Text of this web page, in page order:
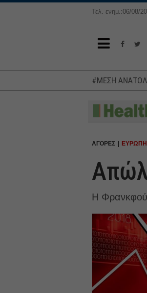
Τελ. ενημ.:06/08/
#ΜΕΣΗ
ΑΓΟΡΕΣ ΕΥΡΩΠΗ
Η